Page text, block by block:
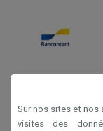
Sur nos sites et nos
visites des